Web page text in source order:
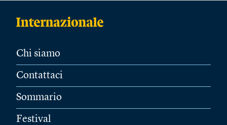
Chi siamo
Contattaci
Sommario
Festival